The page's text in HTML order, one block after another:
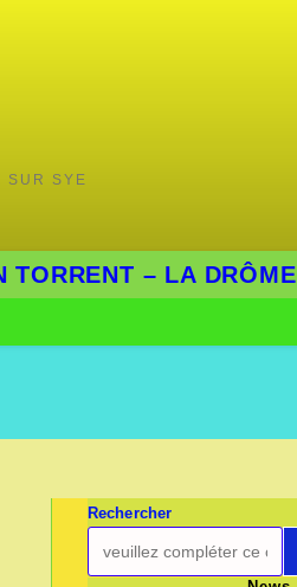
SUR SYE
TORRENT – LA DRÔME
Rechercher